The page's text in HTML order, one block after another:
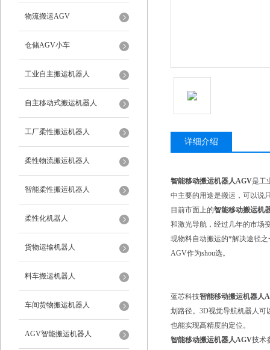
物流搬运AGV
仓储AGV小车
工业自主搬运机器人
自主移动式搬运机器人
工厂柔性搬运机器人
柔性物流搬运机器人
智能柔性搬运机器人
柔性化机器人
货物运输机器人
料车搬运机器人
车间货物搬运机器人
AGV智能搬运机器人
详细介绍
智能移动搬运机器人AGV是工
中主要的用途是搬运，可以说
目前市面上的智能移动搬运机
和激光导航，经过几年的市场
现物料自动搬运的*解决途径
AGV作为shou选。
蓝芯科技智能移动搬运机器人
划路径。3D视觉导航机器人
也能实现高精度的定位。
智能移动搬运机器人AGV技术